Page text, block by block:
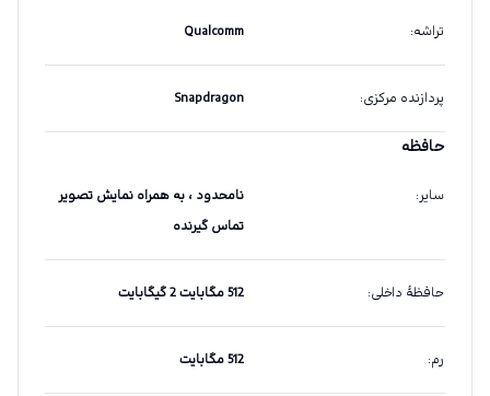
تراشه:
Qualcomm
پردازنده مرکزی:
Snapdragon
حافظه
سایر:
نامحدود ، به همراه نمایش تصویر
تماس گیرنده
حافظهٔ داخلی: 512 مگابایت 2 گیگابایت
رم: 512 مگابایت